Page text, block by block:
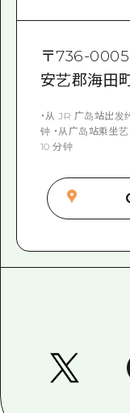
〒736-0005
安艺郡海田
・从 JR 广岛站出
钟 ・从广岛站乘坐
10 分钟